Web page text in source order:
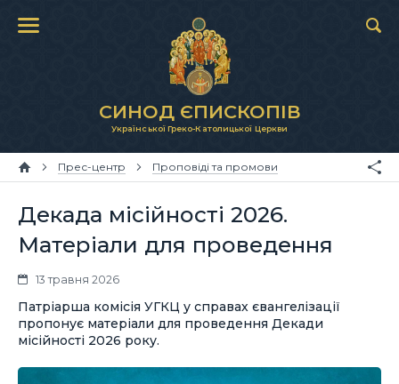
СИНОД ЄПИСКОПІВ
Української Греко-Католицької Церкви
Прес-центр Проповіді та промови
Декада місійності 2026.
Матеріали для проведення
13 травня 2026
Патріарша комісія УГКЦ у справах євангелізації
пропонує матеріали для проведення Декади
місійності 2026 року.